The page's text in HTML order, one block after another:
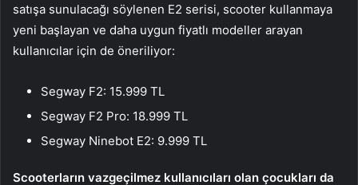
satışa sunulacağı söylenen E2 serisi, scooter kullanmaya
yeni başlayan ve daha uygun fiyatlı modeller arayan
kullanıcılar için de öneriliyor:
Segway F2: 15.999 TL
Segway F2 Pro: 18.999 TL
Segway Ninebot E2: 9.999 TL
Scooterların vazgeçilmez kullanıcıları olan çocukları da